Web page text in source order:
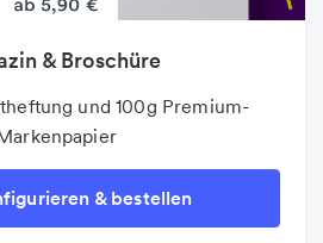
& Broschüre
und 100g Premium-
& bestellen